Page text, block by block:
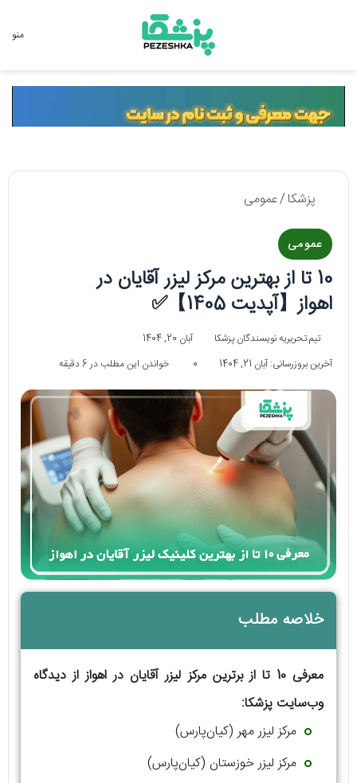
منو
پزشکا/عمومی
عمومی
10 تا از بهترین مرکز لیزر آقایان در
اهواز【آپدیت 1405】✅
تیم تحریریه نویسندگان پزشکا
آبان 20, 1404
آخرین بروزرسانی: آبان 21, 1404
0 خواندن این مطلب در 6 دقیقه
خلاصه مطلب
معرفی 10 تا از برترین مرکز لیزر آقایان در اهواز از دیدگاه
وب‌سایت پزشکا:
مرکز لیزر مهر (کیان‌پارس)
مرکز لیزر خوزستان (کیان‌پارس)